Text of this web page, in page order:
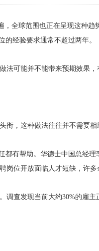
全球范围也正在呈现这种
经验要求通常不超过两年。
可能并不能带来预期效果
，这种做法往往并不需要相
有帮助。华德士中国总经
位开放面临人才短缺，许
查发现当前大约30%的雇